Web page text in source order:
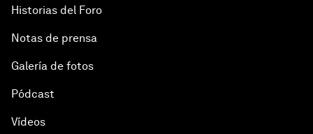
Historias del Foro
Notas de prensa
Galería de fotos
Pódcast
Vídeos